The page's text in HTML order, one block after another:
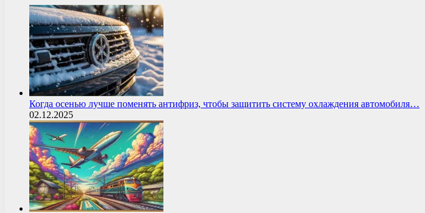
Когда осенью лучше поменять антифриз, чтобы защитить систему охлаждения автомобиля…
02.12.2025